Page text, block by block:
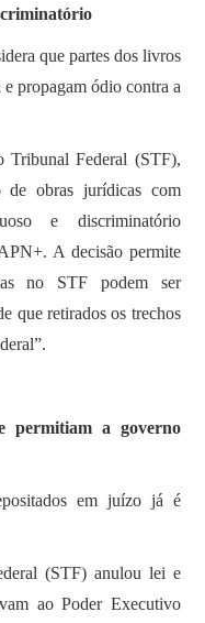
que partes dos livros
propagam ódio contra a
Federal (STF),
de obras jurídicas com
e discriminatório
A decisão permite
no STF podem ser
que retirados os trechos
permitiam a governo
em juízo já é
(STF) anulou lei e
ao Poder Executivo